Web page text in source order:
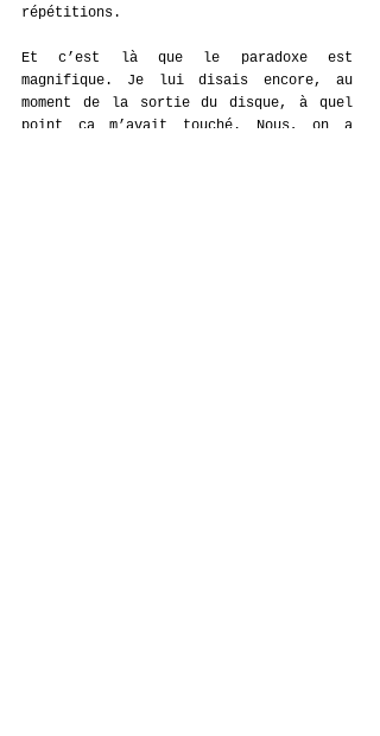
répétitions.
Et c’est là que le paradoxe est
magnifique. Je lui disais encore, au
moment de la sortie du disque, à quel
point ça m’avait touché. Nous, on a